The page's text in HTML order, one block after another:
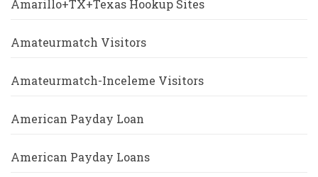
Amarillo+TX+Texas Hookup Sites
Amateurmatch Visitors
Amateurmatch-Inceleme Visitors
American Payday Loan
American Payday Loans